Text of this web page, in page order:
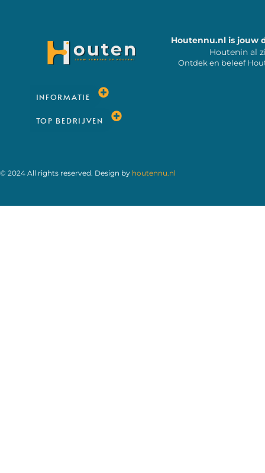
Houtennu.nl is jouw
Houtenin al
Ontdek en beleef
INFORMATIE
TOP BEDRIJVEN
© 2024 All rights reserved. Design by houtennu.nl